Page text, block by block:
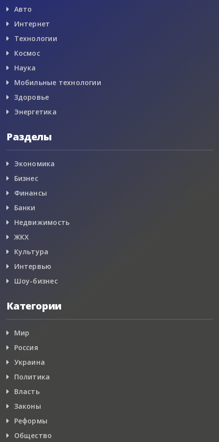
Авто
Интернет
Технологии
Космос
Наука
Мобильные технологии
Здоровье
Энергетика
Разделы
Экономика
Бизнес
Финансы
Банки
Недвижимость
ЖКХ
Культура
Интервью
Шоу-бизнес
Категории
Мир
Россия
Украина
Политика
Власть
Законы
Реформы
Общество